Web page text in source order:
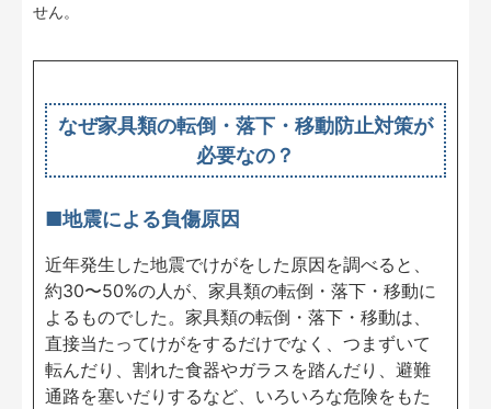
せん。
なぜ家具類の転倒・落下・移動防止対策が
必要なの？
■地震による負傷原因
近年発生した地震でけがをした原因を調べると、
約30〜50%の人が、家具類の転倒・落下・移動に
よるものでした。家具類の転倒・落下・移動は、
直接当たってけがをするだけでなく、つまずいて
転んだり、割れた食器やガラスを踏んだり、避難
通路を塞いだりするなど、いろいろな危険をもた